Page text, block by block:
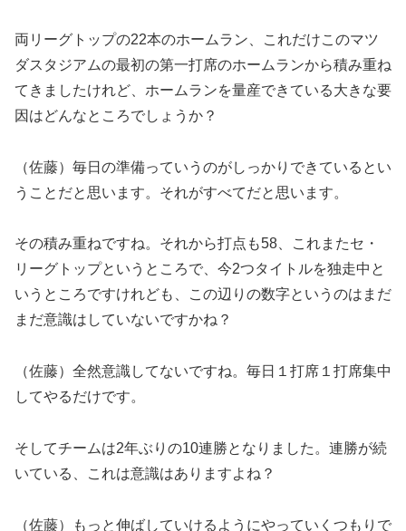
両リーグトップの22本のホームラン、これだけこのマツ
ダスタジアムの最初の第一打席のホームランから積み重ね
てきましたけれど、ホームランを量産できている大きな要
因はどんなところでしょうか？
（佐藤）毎日の準備っていうのがしっかりできているとい
うことだと思います。それがすべてだと思います。
その積み重ねですね。それから打点も58、これまたセ・
リーグトップというところで、今2つタイトルを独走中と
いうところですけれども、この辺りの数字というのはまだ
まだ意識はしていないですかね？
（佐藤）全然意識してないですね。毎日１打席１打席集中
してやるだけです。
そしてチームは2年ぶりの10連勝となりました。連勝が続
いている、これは意識はありますよね？
（佐藤）もっと伸ばしていけるようにやっていくつもりで